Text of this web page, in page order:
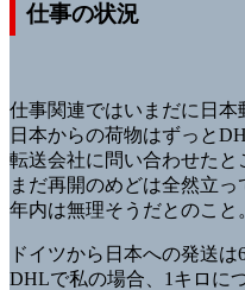
仕事の状況
仕事関連ではいまだに日本
日本からの荷物はずっと
転送会社に問い合わせたと
まだ再開のめどは全然立っ
年内は無理そうだとのこと
ドイツから日本への発送は
DHLで私の場合、1キロに